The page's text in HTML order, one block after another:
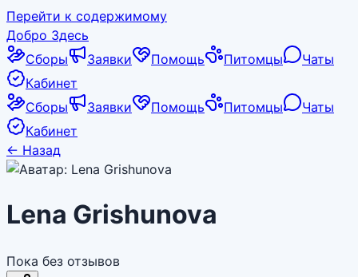
Перейти к содержимому
Добро Здесь
Сборы
Заявки Помощь Питомцы
Чаты
Кабинет
Сборы
Заявки Помощь Питомцы
Чаты
Кабинет
← Назад
Lena Grishunova
Пока без отзывов